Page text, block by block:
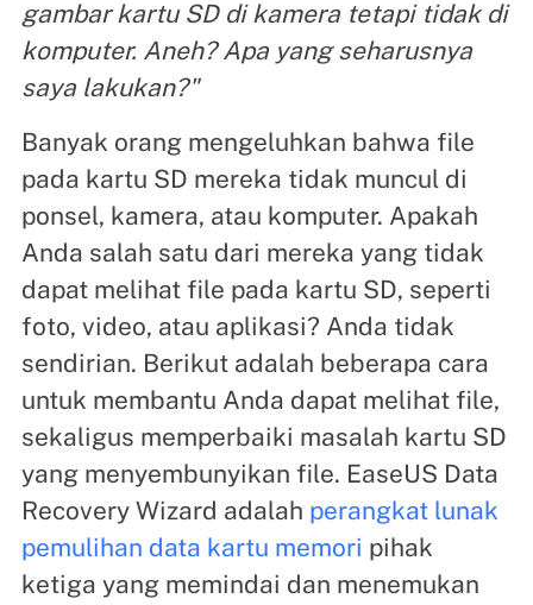
gambar kartu SD di kamera tetapi tidak di
komputer. Aneh? Apa yang seharusnya
saya lakukan?"
Banyak orang mengeluhkan bahwa file
pada kartu SD mereka tidak muncul di
ponsel, kamera, atau komputer. Apakah
Anda salah satu dari mereka yang tidak
dapat melihat file pada kartu SD, seperti
foto, video, atau aplikasi? Anda tidak
sendirian. Berikut adalah beberapa cara
untuk membantu Anda dapat melihat file,
sekaligus memperbaiki masalah kartu SD
yang menyembunyikan file. EaseUS Data
Recovery Wizard adalah perangkat lunak
pemulihan data kartu memori pihak
ketiga yang memindai dan menemukan